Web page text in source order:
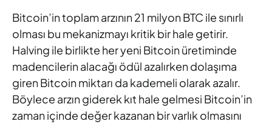
Bitcoin’in toplam arzının 21 milyon BTC ile sınırlı
olması bu mekanizmayı kritik bir hale getirir.
Halving ile birlikte her yeni Bitcoin üretiminde
madencilerin alacağı ödül azalırken dolaşıma
giren Bitcoin miktarı da kademeli olarak azalır.
Böylece arzın giderek kıt hale gelmesi Bitcoin’in
zaman içinde değer kazanan bir varlık olmasını